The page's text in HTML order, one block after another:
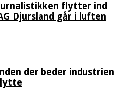
flytter ind
Djursland går i luften
der beder industrien